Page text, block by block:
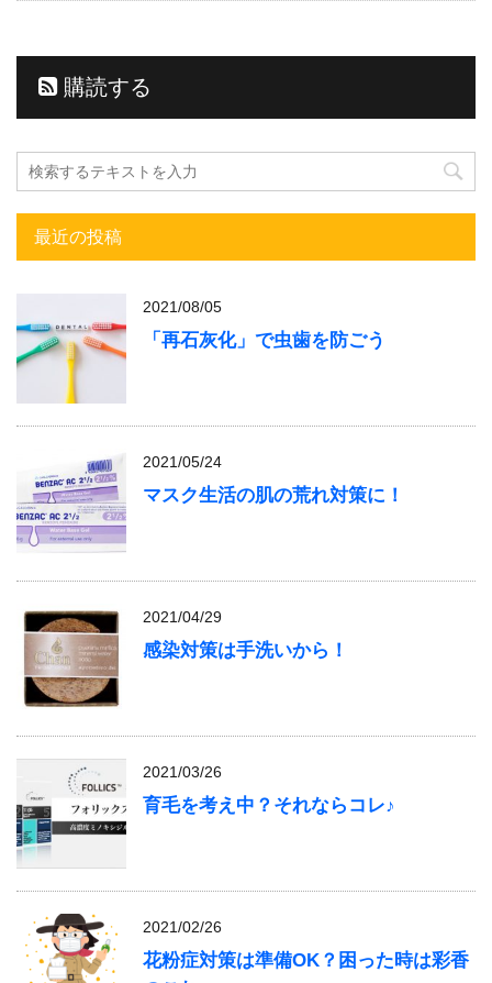
購読する
最近の投稿
2021/08/05
「再石灰化」で虫歯を防ごう
2021/05/24
マスク生活の肌の荒れ対策に！
2021/04/29
感染対策は手洗いから！
2021/03/26
育毛を考え中？それならコレ♪
2021/02/26
花粉症対策は準備OK？困った時は彩香